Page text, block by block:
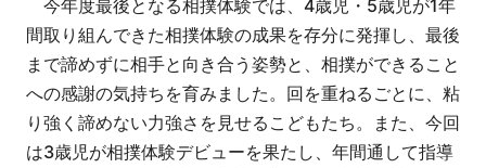
今年度最後となる相撲体験では、4歳児・5歳児が1年
間取り組んできた相撲体験の成果を存分に発揮し、最後
まで諦めずに相手と向き合う姿勢と、相撲ができること
への感謝の気持ちを育みました。回を重ねるごとに、粘
り強く諦めない力強さを見せるこどもたち。また、今回
は3歳児が相撲体験デビューを果たし、年間通して指導